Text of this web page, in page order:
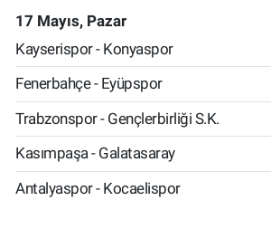
17 Mayıs, Pazar
Kayserispor - Konyaspor
Fenerbahçe - Eyüpspor
Trabzonspor - Gençlerbirliği S.K.
Kasımpaşa - Galatasaray
Antalyaspor - Kocaelispor